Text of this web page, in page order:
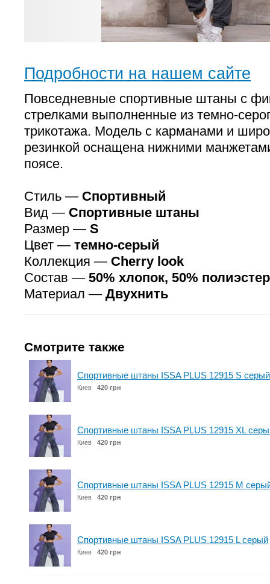
Подробности на нашем сайте
Повседневные спортивные штаны с
стрелками выполненные из темно-
трикотажа. Модель с карманами и
резинкой оснащена нижними
поясе.
Стиль — Спортивный
Вид — Спортивные штаны
Размер — S
Цвет — темно-серый
Коллекция — Cherry look
Состав — 50% хлопок, 50% полиэстер
Материал — Двухнить
Смотрите также
Спортивные штаны ISSA PLUS 12915 S серый
Киев 420 грн
Спортивные штаны ISSA PLUS 12915 XL
Киев 420 грн
Спортивные штаны ISSA PLUS 12915 M
Киев 420 грн
Спортивные штаны ISSA PLUS 12915 L серый
Киев 420 грн